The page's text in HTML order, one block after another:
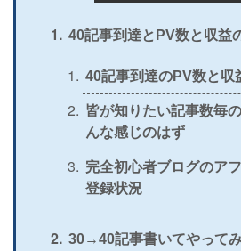
40記事到達とPV数と収益
40記事到達のPV数と収
皆が知りたい記事数毎
んな感じのはず
完全初心者ブログのア
登録状況
30→40記事書いてやって